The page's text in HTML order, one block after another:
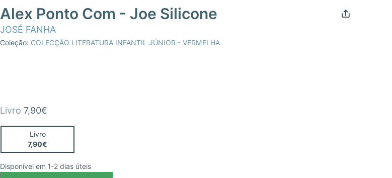
Alex Ponto Com - Joe Silicone
JOSÉ FANHA
Coleção: COLECÇÃO LITERATURA INFANTIL JÚNIOR - VERMELHA
Livro 7,90€
Livro
7,90€
Disponível em 1-2 dias úteis